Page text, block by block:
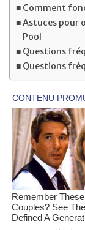
Comment
Astuces pour
Pool
Questions
Questions